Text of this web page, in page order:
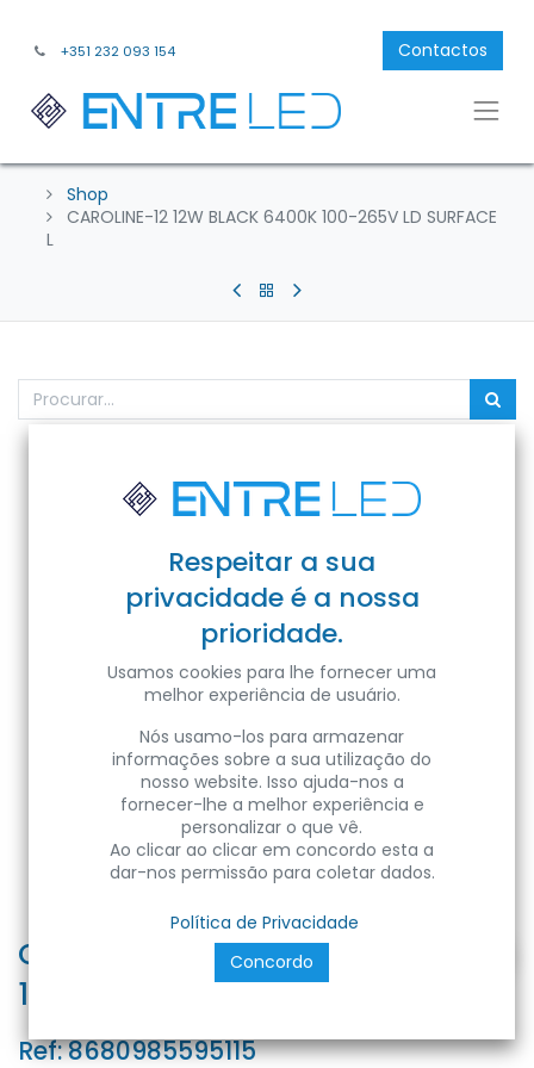
+351 232 093 154 Contactos
Shop
CAROLINE-12 12W BLACK 6400K 100-265V LD SURFACE
L
CAROLINE-12 12W BLACK 6400K
100-265V LD SURFACE L
Ref:8680985595115
Respeitar a sua
privacidade é a nossa
prioridade.
Usamos cookies para lhe fornecer uma
melhor experiência de usuário.
Nós usamo-los para armazenar
informações sobre a sua utilização do
nosso website. Isso ajuda-nos a
fornecer-lhe a melhor experiência e
personalizar o que vê.
Ao clicar ao clicar em concordo esta a
dar-nos permissão para coletar dados.
Política de Privacidade
Concordo